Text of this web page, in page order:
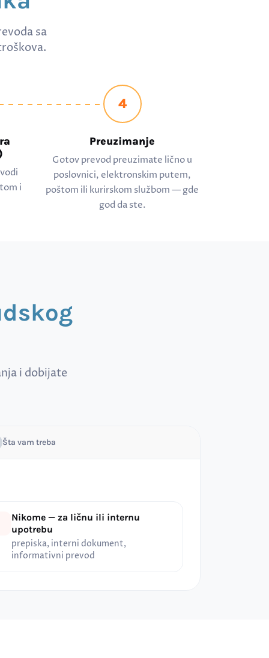
sa
i
4
Preuzimanje
Gotov prevod preuzimate lično u
poslovnici, elektronskim putem,
poštom ili kurirskom službom — gde
god da ste.
i dobijate
Šta vam treba
Nikome — za ličnu ili internu
upotrebu
prepiska, interni dokument,
informativni prevod